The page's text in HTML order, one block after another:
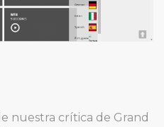
nuestra crítica de Grand